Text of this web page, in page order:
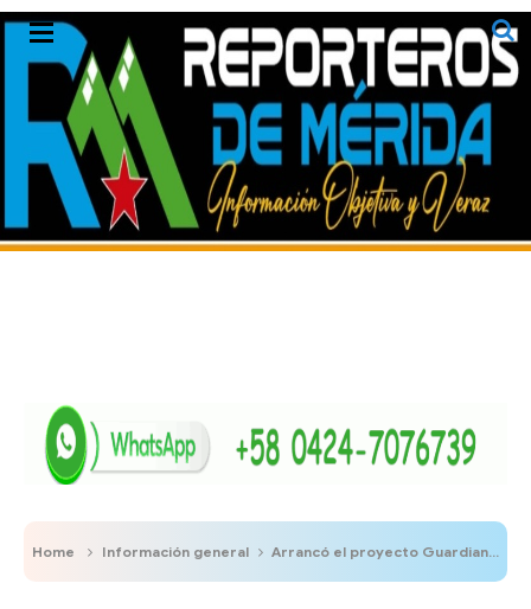
Home Información general Arrancó el proyecto Guardianes de los Páramos en Mérida